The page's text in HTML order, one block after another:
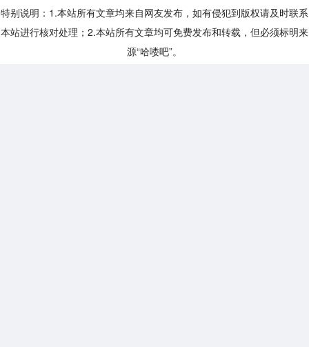
特别说明：1.本站所有文章均来自网友发布，如有侵犯到版权请及时联系
本站进行核对处理；2.本站所有文章均可免费发布和转载，但必须标明来
源“哈喽吧”。